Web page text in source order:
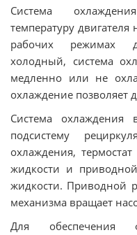
Система
температуру
рабочих режимах
холодный, система
медленно или не
охлаждение позволяет
Система охлаждения
подсистему
охлаждения,
жидкости и
жидкости. Приводной
механизма вращает
Для обеспечения